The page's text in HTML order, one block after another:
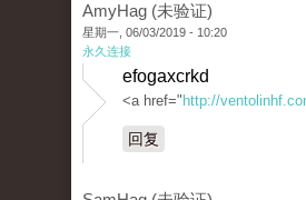
AmyHag (未验证)
星期一, 06/03/2019 - 10:20
永久连接
efogaxcrkd
<a href=" http://
回复